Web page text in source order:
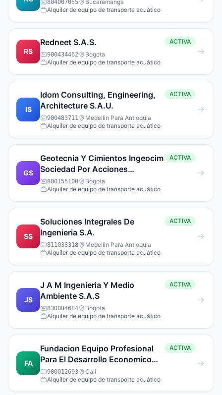
804007055
Bucaramanga
Alquiler de equipo de transporte acuático
RS
Redneet S.A.S. ACTIVA
900434462
Bogota
Alquiler de equipo de transporte acuático
IS
Idom Consulting, Engineering,
Architecture S.A.U.
ACTIVA
900483711
Medellin Para Antioquia
Alquiler de equipo de transporte acuático
GS
Geotecnia Y Cimientos Ingeocim
Sociedad Por Acciones
Simplificada
ACTIVA
800155100
Bogota
Alquiler de equipo de transporte acuático
SS
Soluciones Integrales De
Ingenieria S.A.
ACTIVA
811033318
Medellin Para Antioquia
Alquiler de equipo de transporte acuático
JS
J A M Ingenieria Y Medio
Ambiente S.A.S
ACTIVA
830084684
Bogota
Alquiler de equipo de transporte acuático
FA
Fundacion Equipo Profesional
Para El Desarrollo Economico
Social Y Ambiental
ACTIVA
900012693
Cali
Alquiler de equipo de transporte acuático